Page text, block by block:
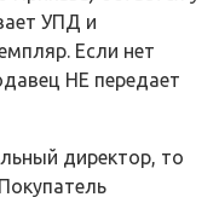
УПД и
Если нет
НЕ передает
директор, то